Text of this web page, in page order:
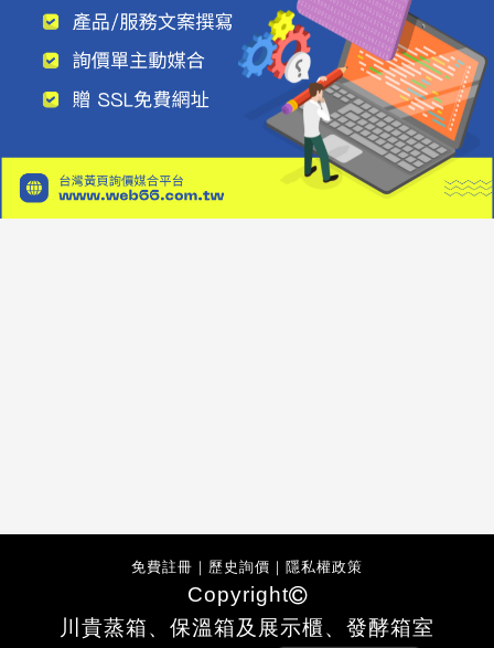
免費註冊 ｜ 歷史詢價 ｜ 隱私權政策
Copyright
川貴蒸箱、保溫箱及展示櫃、發酵箱室